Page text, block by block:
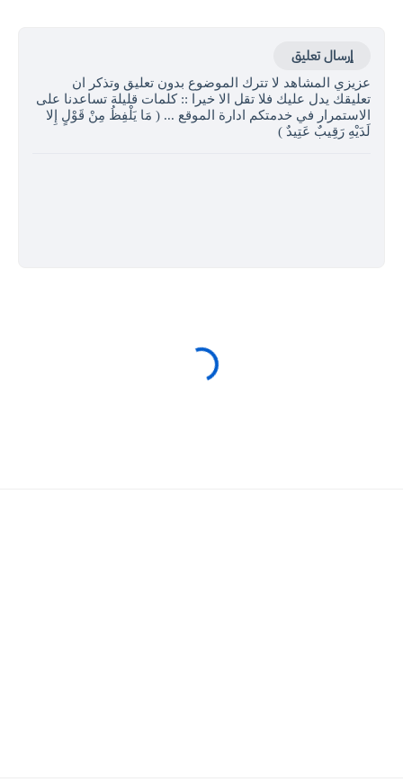
إرسال تعليق
عزيزي المشاهد لا تترك الموضوع بدون تعليق وتذكر ان
تعليقك يدل عليك فلا تقل الا خيرا :: كلمات قليلة تساعدنا على
الاستمرار في خدمتكم ادارة الموقع ... ( مَا يَلْفِظُ مِنْ قَوْلٍ إِلا
لَدَيْهِ رَقِيبٌ عَتِيدٌ )